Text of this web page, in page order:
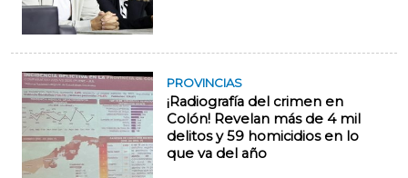
PROVINCIAS
¡Radiografía del crimen en
Colón! Revelan más de 4 mil
delitos y 59 homicidios en lo
que va del año